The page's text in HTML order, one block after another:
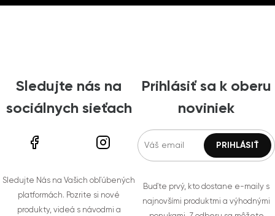
Sledujte nás na
sociálnych sieťach
Sledujte Nás na Vašich obľúbených
platformách. Pozrite si nové
produkty, videá s návodmi a
Prihlásiť sa k oberu
noviniek
Buďte prvý, kto dostane e-maily s
najnovšími produktmi a výhodnými